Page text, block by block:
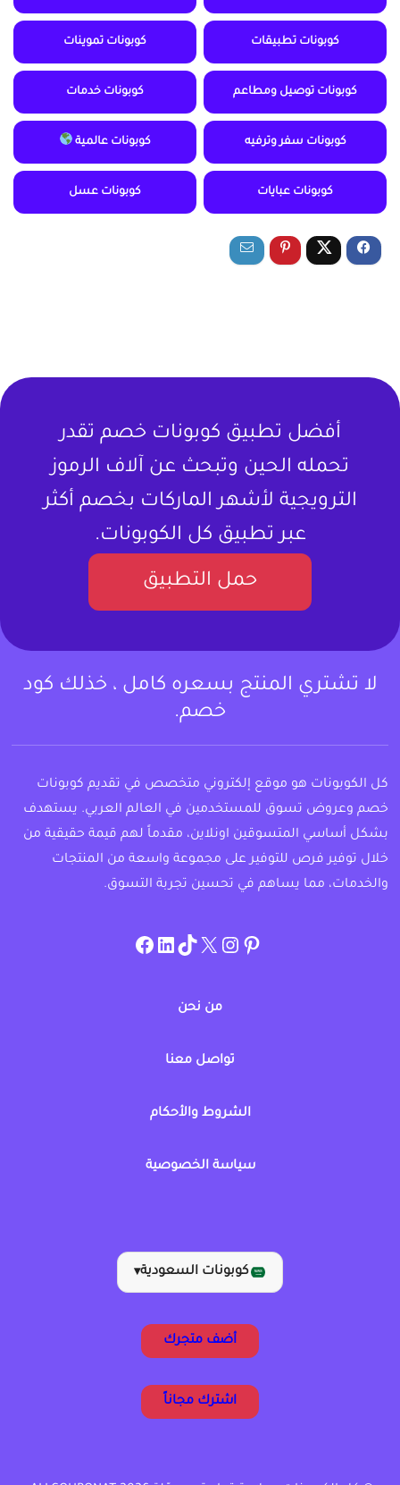
كوبونات تطبيقات كوبونات تموينات
كوبونات توصيل ومطاعم كوبونات خدمات
كوبونات سفر وترفيه كوبونات عالمية
كوبونات عبايات كوبونات عسل
أفضل تطبيق كوبونات خصم تقدر
تحمله الحين وتبحث عن آلاف الرموز
الترويجية لأشهر الماركات بخصم أكثر
عبر تطبيق كل الكوبونات.
حمل التطبيق
لا تشتري المنتج بسعره كامل ، خذلك كود
خصم.
كل الكوبونات هو موقع إلكتروني متخصص في تقديم كوبونات
خصم وعروض تسوق للمستخدمين في العالم العربي. يستهدف
بشكل أساسي المتسوقين اونلاين، مقدماً لهم قيمة حقيقية من
خلال توفير فرص للتوفير على مجموعة واسعة من المنتجات
والخدمات، مما يساهم في تحسين تجربة التسوق.
pinterest
allcouponat
twitter
TikTok
linkedin
facebook
من نحن
تواصل معنا
الشروط والأحكام
سياسة الخصوصية
كوبونات السعودية▾
أضف متجرك
اشترك مجاناً